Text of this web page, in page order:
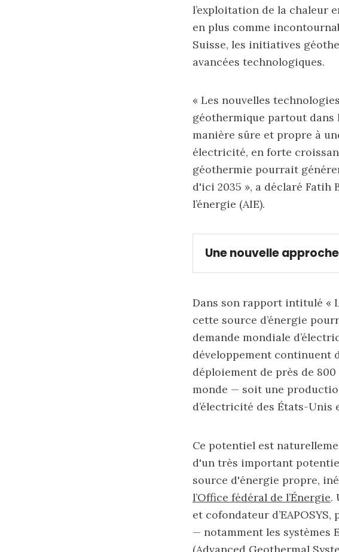
l’exploitation de la chaleur
en plus comme
Suisse, les initiatives
avancées technologiques.
« Les nouvelles
géothermique partout
manière sûre et propre à
électricité, en forte
géothermie pourrait
d'ici 2035 », a déclaré Fatih
l’énergie (AIE).
Une nouvelle approche
Advanced Geothermal
Vouillamoz, cofondatrice
Dans son rapport intitulé «
cette source d’énergie
demande mondiale
développement continuent
déploiement de près de
monde — soit une
d’électricité des États-Unis
Ce potentiel est
d'un très important
source d'énergie propre,
l’Office fédéral de l’Énergie.
et cofondateur
— notamment les systèmes
(Advanced Geothermal